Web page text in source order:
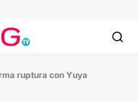
ruptura con Yuya